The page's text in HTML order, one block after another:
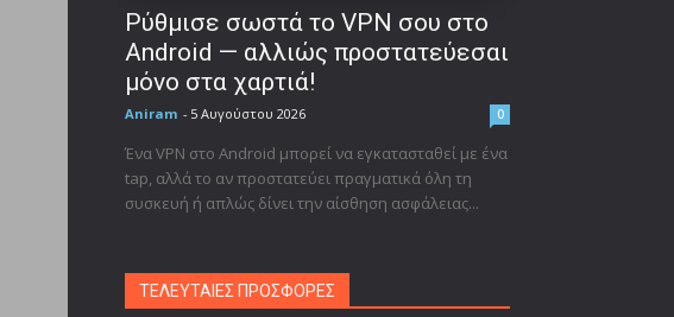
Ρύθμισε σωστά το VPN σου στο
Android — αλλιώς προστατεύεσαι
μόνο στα χαρτιά!
Aniram - 5 Αυγούστου 2026 0
Ένα VPN στο Android μπορεί να εγκατασταθεί με ένα
tap, αλλά το αν προστατεύει πραγματικά όλη τη
συσκευή ή απλώς δίνει την αίσθηση ασφάλειας...
ΤΕΛΕΥΤΑΙΕΣ ΠΡΟΣΦΟΡΕΣ